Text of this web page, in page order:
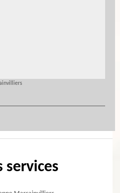
services